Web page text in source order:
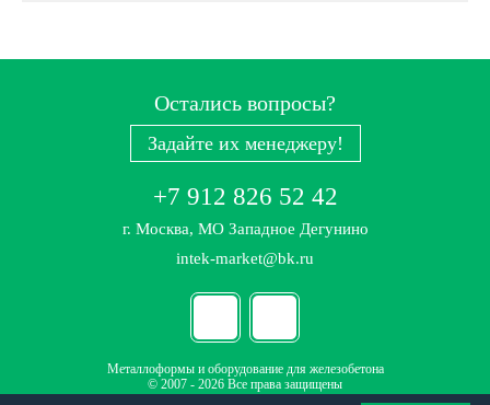
Остались вопросы?
Задайте их менеджеру!
+7 912 826 52 42
г. Москва, МО Западное Дегунино
intek-market@bk.ru
Металлоформы и оборудование для железобетона
© 2007 - 2026 Все права защищены